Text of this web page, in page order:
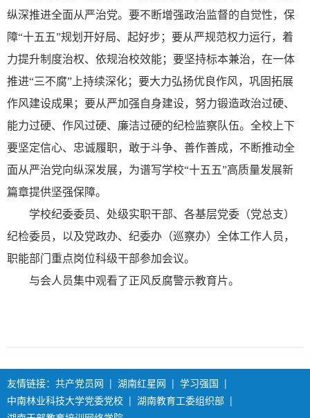
纵深推进全面从严治党。要不断增强政治监督的自觉性，保
障“十五五”规划开好局、起好步；要从严规范权力运行，着
力提升制度治权、依规治校效能；要坚持标本兼治，在一体
推进“三不腐”上持续深化；要大力弘扬优良作风，巩固拓展
作风建设成果；要从严加强自身建设，努力锻造政治过硬、
能力过硬、作风过硬、廉洁过硬的纪检监察队伍。全校上下
要坚定信心、忠诚履职，敢于斗争、善作善成，不断推动全
面从严治党向纵深发展，为谱写学校“十五五”高质量发展新
篇章提供坚强保障。
学校纪委委员、处级实职干部、各基层党委（党总支）
纪检委员，以及党政办、纪委办（巡察办）全体工作人员，
职能部门重点岗位科级干部参加会议。
与会人员集中观看了正风反腐警示教育片。
友情链接： 共产党员网 | 湖南红星网 | 学习强国 |
中南林业科技大学党委党校 | 湖南教育工委组织部 |